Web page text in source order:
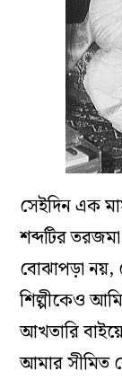
সেইদিন এক
শব্দটির
বোঝাপড়া নয়,
শিল্পীকেও
আখতারি
আমার সীমিত